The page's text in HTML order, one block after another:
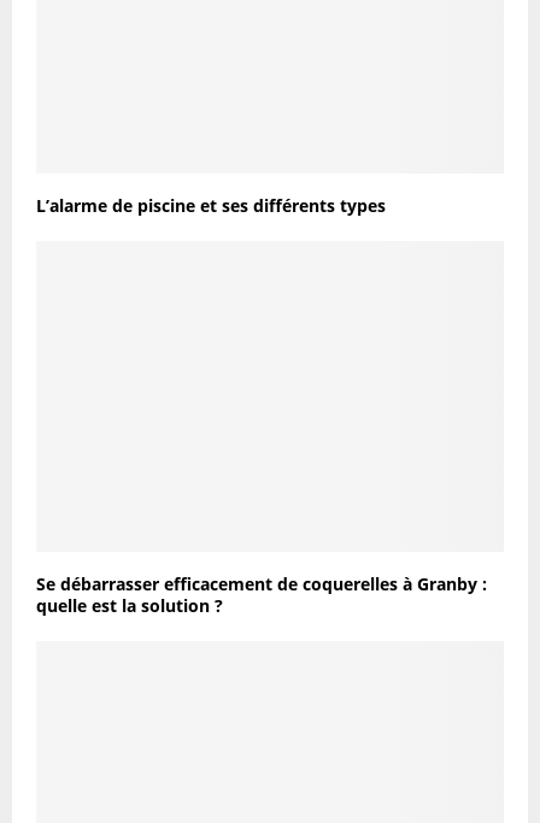
L’alarme de piscine et ses différents types
Se débarrasser efficacement de coquerelles à Granby :
quelle est la solution ?